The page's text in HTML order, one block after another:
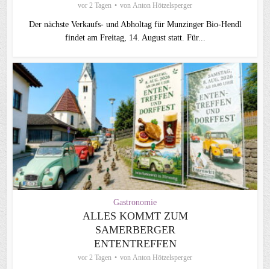
vor 2 Tagen von Anton Hötzelsperger
Der nächste Verkaufs- und Abholtag für Munzinger Bio-Hendl
findet am Freitag, 14. August statt. Für...
Gastronomie
ALLES KOMMT ZUM
SAMERBERGER
ENTENTREFFEN
vor 2 Tagen von Anton Hötzelsperger